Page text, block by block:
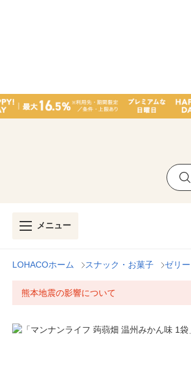
メニュー
LOHACOホーム スナック・お菓子 ゼリー
熊本地震の影響について